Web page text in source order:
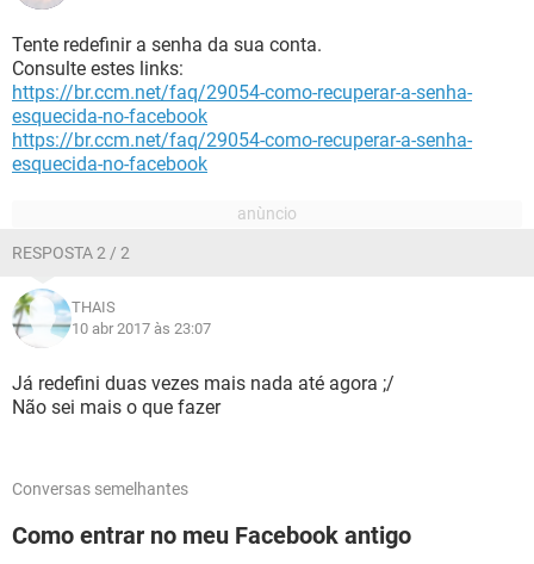
Tente redefinir a senha da sua conta.
Consulte estes links:
https://br.ccm.net/faq/29054-como-recuperar-a-senha-
esquecida-no-facebook
https://br.ccm.net/faq/29054-como-recuperar-a-senha-
esquecida-no-facebook
RESPOSTA 2 / 2
THAIS
10 abr 2017 às 23:07
Já redefini duas vezes mais nada até agora ;/
Não sei mais o que fazer
Conversas semelhantes
Como entrar no meu Facebook antigo